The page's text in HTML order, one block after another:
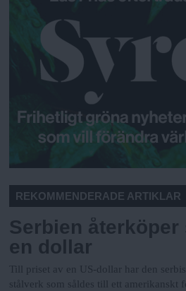
REKOMMENDERADE ARTIKLAR
Serbien
en dollar
Till priset av en US-dollar har den
stålverk som såldes till ett amerikanskt